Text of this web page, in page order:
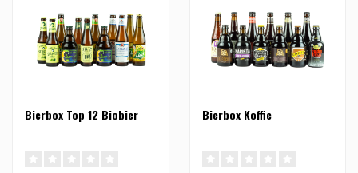
Bierbox Top 12 Biobier Bierbox Koffie